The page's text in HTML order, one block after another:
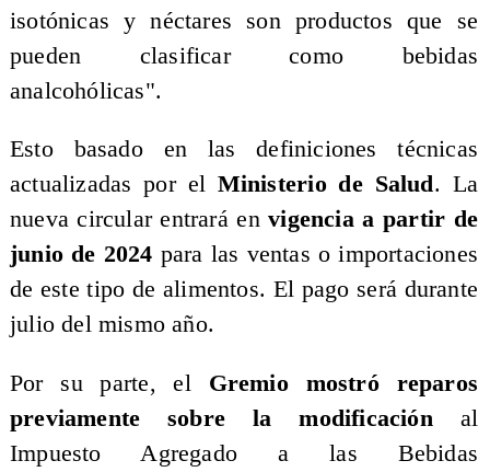
isotónicas y néctares son productos que se
pueden clasificar como bebidas
analcohólicas".
Esto basado en las definiciones técnicas
actualizadas por el Ministerio de Salud. La
nueva circular entrará envigencia a partir de
junio de 2024 para las ventas o importaciones
de este tipo de alimentos. El pago será durante
julio del mismo año.
Por su parte, el Gremio mostró reparos
previamente sobre la modificación al
Impuesto Agregado a las Bebidas